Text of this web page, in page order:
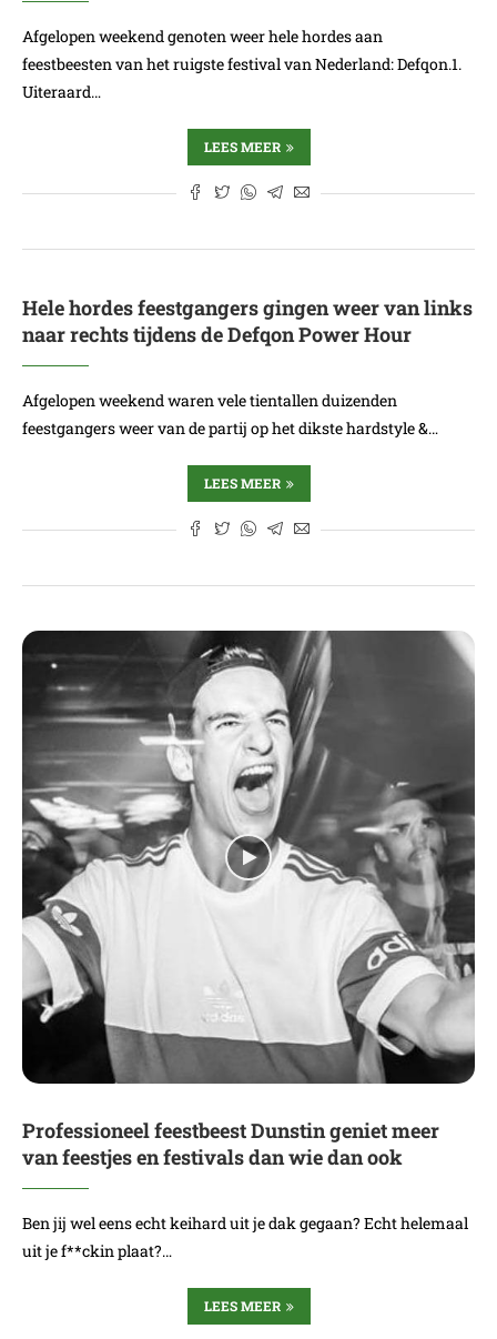
Afgelopen weekend genoten weer hele hordes aan
feestbeesten van het ruigste festival van Nederland: Defqon.1.
Uiteraard…
LEES MEER
Hele hordes feestgangers gingen weer van links
naar rechts tijdens de Defqon Power Hour
Afgelopen weekend waren vele tientallen duizenden
feestgangers weer van de partij op het dikste hardstyle &…
LEES MEER
Professioneel feestbeest Dunstin geniet meer
van feestjes en festivals dan wie dan ook
Ben jij wel eens echt keihard uit je dak gegaan? Echt helemaal
uit je f**ckin plaat?…
LEES MEER